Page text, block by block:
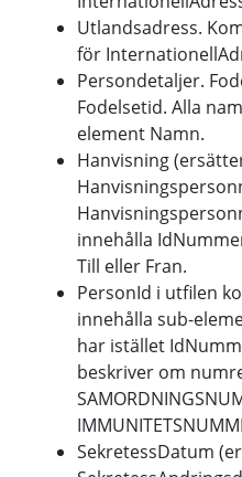
Utlandsadress.
för
Persondetaljer.
Fodelsetid. Alla
element Namn.
Hanvisning
innehålla
Till eller Fran.
PersonId i utfilen
innehålla sub-
har istället
beskriver om
SekretessDatum